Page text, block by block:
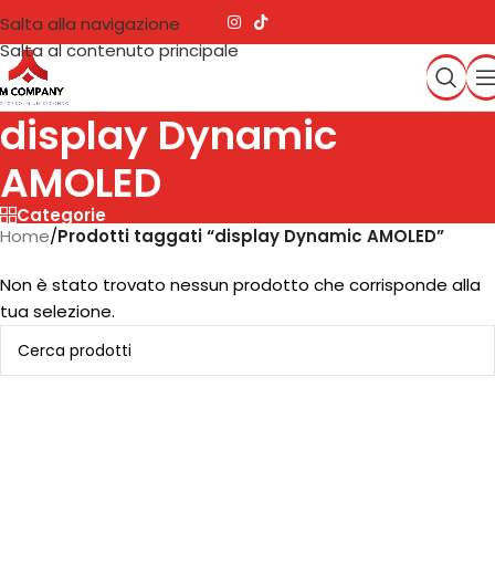
Salta alla navigazione
Salta al contenuto principale
display Dynamic
AMOLED
Categorie
Home/Prodotti taggati “display Dynamic AMOLED”
Non è stato trovato nessun prodotto che corrisponde alla
tua selezione.